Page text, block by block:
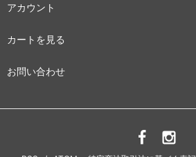
アカウント
カートを見る
お問い合わせ